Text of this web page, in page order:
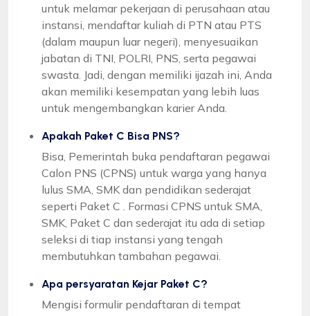
untuk melamar pekerjaan di perusahaan atau
instansi, mendaftar kuliah di PTN atau PTS
(dalam maupun luar negeri), menyesuaikan
jabatan di TNI, POLRI, PNS, serta pegawai
swasta. Jadi, dengan memiliki ijazah ini, Anda
akan memiliki kesempatan yang lebih luas
untuk mengembangkan karier Anda.
Apakah Paket C Bisa PNS?
Bisa, Pemerintah buka pendaftaran pegawai
Calon PNS (CPNS) untuk warga yang hanya
lulus SMA, SMK dan pendidikan sederajat
seperti Paket C . Formasi CPNS untuk SMA,
SMK, Paket C dan sederajat itu ada di setiap
seleksi di tiap instansi yang tengah
membutuhkan tambahan pegawai.
Apa persyaratan Kejar Paket C?
Mengisi formulir pendaftaran di tempat